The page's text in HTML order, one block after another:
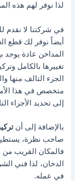
لذا نوفر لهم هذه
في شركتنا لا
أيضاً نوفر لك قطع
المداخن عادة يوجد
تغييرها بالكامل
الجزء التالف منها
متخصص في هذا
إلى تحديد الأجزاء
بالإضافة إلى أن
صاحب نظرة،
فالمكان القريب
الدخان، لذا فني
في عمله.